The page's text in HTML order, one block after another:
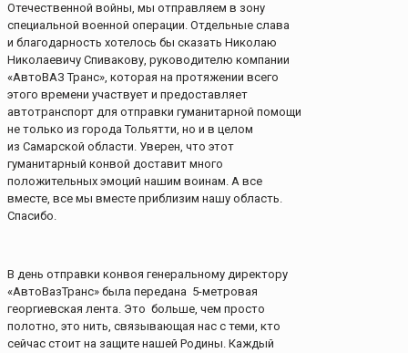
Отечественной войны, мы отправляем в зону
специальной военной операции. Отдельные слава
и благодарность хотелось бы сказать Николаю
Николаевичу Спивакову, руководителю компании
«АвтоВАЗ Транс», которая на протяжении всего
этого времени участвует и предоставляет
автотранспорт для отправки гуманитарной помощи
не только из города Тольятти, но и в целом
из Самарской области. Уверен, что этот
гуманитарный конвой доставит много
положительных эмоций нашим воинам. А все
вместе, все мы вместе приблизим нашу область.
Спасибо.
В день отправки конвоя генеральному директору
«АвтоВазТранс» была передана 5-метровая
георгиевская лента. Это больше, чем просто
полотно, это нить, связывающая нас с теми, кто
сейчас стоит на защите нашей Родины. Каждый